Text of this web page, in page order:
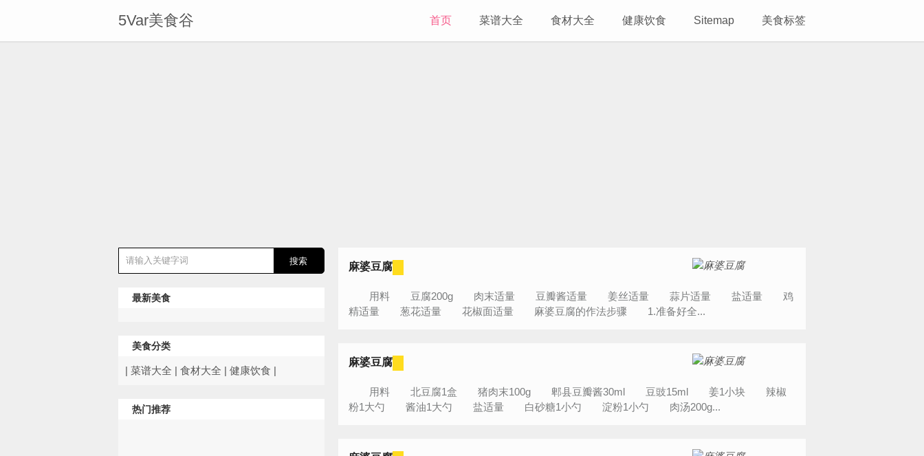
5Var美食谷 首页 菜谱大全 食材大全 健康饮食 Sitemap 美食标签
最新美食
美食分类
| 菜谱大全 | 食材大全 | 健康饮食 |
热门推荐
麻婆豆腐
用料 豆腐200g 肉末适量 豆瓣酱适量 姜丝适量 蒜片适量 盐适量 鸡
精适量 葱花适量 花椒面适量 麻婆豆腐的作法步骤 1.准备好全...
麻婆豆腐
用料 北豆腐1盒 猪肉末100g 郫县豆瓣酱30ml 豆豉15ml 姜1小块 辣椒
粉1大勺 酱油1大勺 盐适量 白砂糖1小勺 淀粉1小勺 肉汤200g...